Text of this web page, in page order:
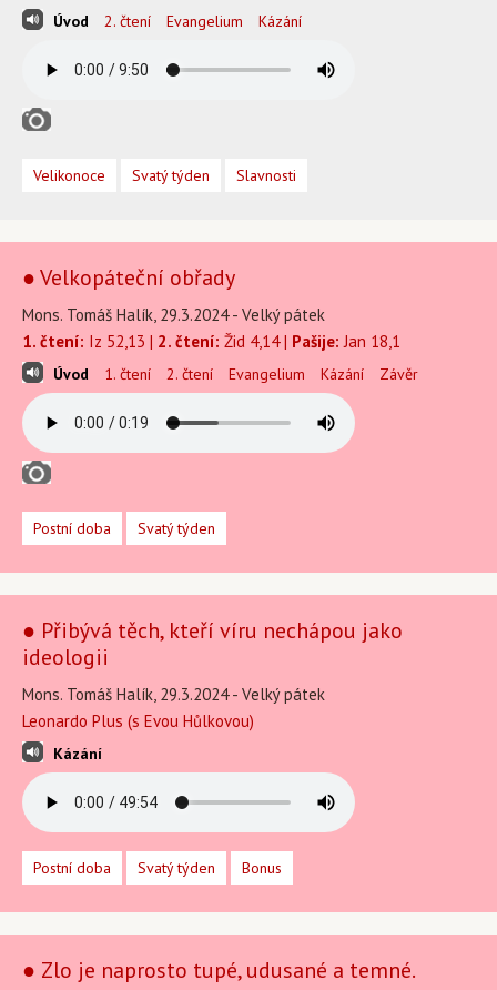
Úvod 2. čtení Evangelium Kázání
Velikonoce Svatý týden Slavnosti
● Velkopáteční obřady
Mons. Tomáš Halík, 29.3.2024 - Velký pátek
1. čtení: Iz 52,13 | 2. čtení: Žid 4,14 | Pašije: Jan 18,1
Úvod 1. čtení 2. čtení Evangelium Kázání Závěr
Postní doba Svatý týden
● Přibývá těch, kteří víru nechápou jako
ideologii
Mons. Tomáš Halík, 29.3.2024 - Velký pátek
Leonardo Plus (s Evou Hůlkovou)
Kázání
Postní doba Svatý týden Bonus
● Zlo je naprosto tupé, udusané a temné.